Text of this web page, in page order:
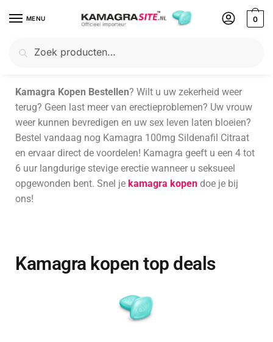
MENU 0
Kamagra Kopen en Bestellen
Kamagra Kopen Bestellen? Wilt u uw zekerheid weer
terug? Geen last meer van erectieproblemen? Uw vrouw
weer kunnen bevredigen en uw sex leven laten bloeien?
Bestel vandaag nog Kamagra 100mg Sildenafil Citraat
en ervaar direct de voordelen! Kamagra geeft u een 4 tot
6 uur langdurige stevige erectie wanneer u seksueel
opgewonden bent. Snel je kamagra kopen doe je bij
ons!
Kamagra kopen top deals